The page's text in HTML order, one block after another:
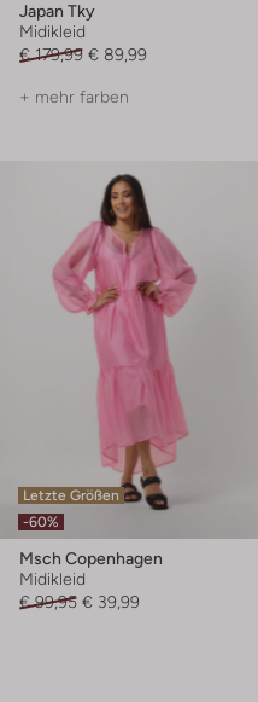
Japan Tky
Midikleid
€ 179,99 € 89,99
+ mehr farben
Letzte Größen
-60%
Msch Copenhagen
Midikleid
€ 99,95 € 39,99